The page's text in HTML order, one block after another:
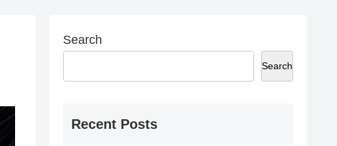
Search
Search
Recent Posts